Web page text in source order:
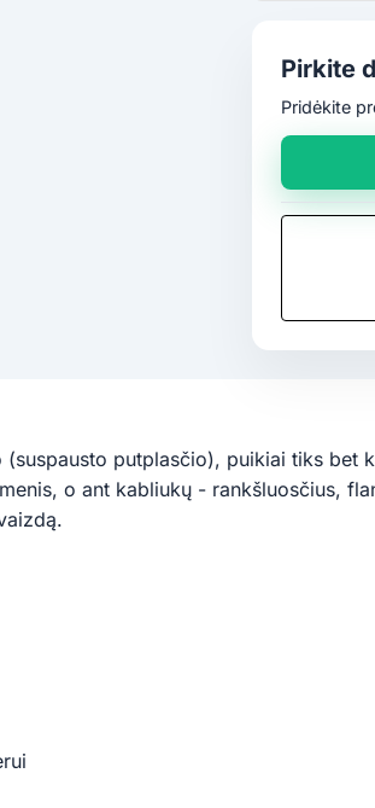
Pirkite
Pridėkite
putplasčio), puikiai tiks bet
o ant kabliukų - rankšluosčius,